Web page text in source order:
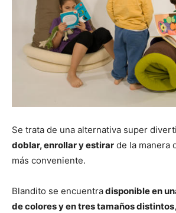
Se trata de una alternativa super
doblar, enrollar y estirar de la manera
más conveniente.
Blandito se encuentradisponible en
de colores y en tres tamaños distintos